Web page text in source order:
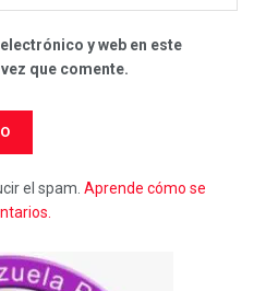
y web en este
que comente.
el spam. Aprende cómo se